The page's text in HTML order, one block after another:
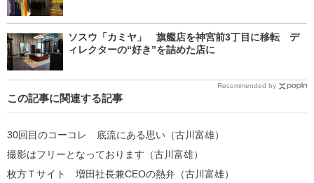
ソスウ「カミヤ」 旗艦店を神宮前3丁目に移転 デ
ィレクターの“好き”を詰めた店に
Recommended by
この記事に関連する記事
30回目のコーコレ 底流にある思い（古川富雄）
撮影はフリーとなっております（古川富雄）
枚方Ｔサイト 増田社長兼CEOの熱弁（古川富雄）